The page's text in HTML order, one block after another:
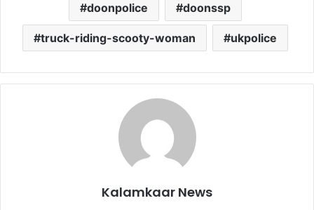
doonpolice doonssp
truck-riding-scooty-woman ukpolice
Kalamkaar News